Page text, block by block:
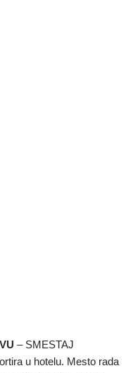
– SMESTAJ
u hotelu. Mesto rada